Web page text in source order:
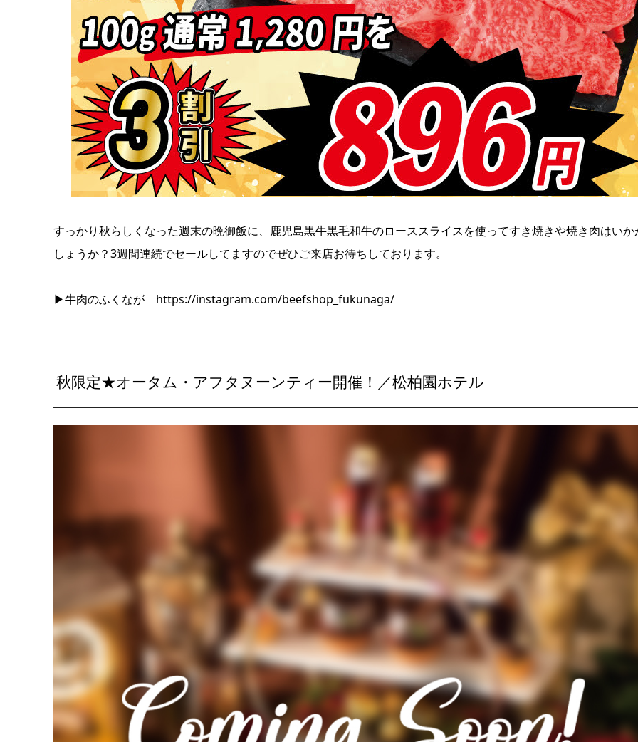
すっかり秋らしくなった週末の晩御飯に、鹿児島黒牛黒毛和牛のローススライスを使ってすき焼きや焼き肉はいか
しょうか？3週間連続でセールしてますのでぜひご来店お待ちしております。
▶牛肉のふくなが https://instagram.com/beefshop_fukunaga/
秋限定★オータム・アフタヌーンティー開催！／松柏園ホテル